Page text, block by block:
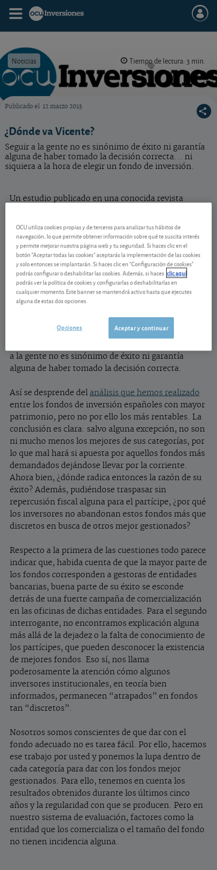
Noticias Tiempo de lectura: 3 min.
Publicado el 12 marzo 2013
¿Dónde va Vicente?
Seguir a la gente no es sinónimo de éxito ni garantía
alguna de haber tomado la decisión correcta... ni
siquiera a la hora de elegir un fondo de inversión.
Un estudio publicado en una conocida revista
Biology , afirma que incluso los niños de dos años
de edad muestran una clara tendencia a seguir a la
multitud. Una característica que no es exclusiva de
los humanos, ya que, según este mismo estudio,
también los chimpancés son propensos a imitar
hábitos “si todos los demás lo hacen”. El
comportamiento del mundo de los fondos de
inversión no es ajeno a esta tendencia que se
plasma a la perfección en este conocido refrán
español del que todo el mundo sabe su respuesta.
a la gente no es sinónimo de éxito ni garantía
alguna de haber tomado la decisión correcta.
Así se desprende del análisis que hemos realizado
entre los fondos de inversión españoles con mayor
patrimonio, pero no por ello los más rentables. La
conclusión es clara: salvo alguna excepción, no son
ni mucho menos los mejores de sus categorías, por
lo que mal hará si apuesta por aquellos fondos más
demandados dejándose llevar por la corriente.
Ahora bien, ¿dónde radica entonces la razón de su
éxito? Además, pudiéndose traspasar sin
repercusión fiscal alguna para el partícipe, ¿por qué
los inversores no abandonan estos fondos más que
discretos en busca de otros mejor gestionados?
Respecto a la primera de las cuestiones todo parece
indicar que, habida cuenta de que la mayor parte de
los fondos corresponden a gestoras de entidades
bancarias, buena parte de su éxito se esconde
detrás de una fuerte campaña de comercialización
en las oficinas de dichas entidades. Para el segundo
interrogante, no encontramos explicación alguna
más allá de la dejadez o la falta de conocimiento de
los partícipes, que pueden desconocer la existencia
de mejores fondos. Eso sí, nos llama
poderosamente la atención cómo algunos
inversores institucionales, en teoría bien
informados, permanecen “atrapados” en fondos
tan “discretos”.
Nosotros somos conscientes de que dar con el
fondo adecuado no es tarea fácil. Por ello, hacemos
ese trabajo por usted y ponemos la lupa dentro de
cada categoría para dar con los fondos mejor
gestionados. Para ello, tenemos en cuenta los
resultados obtenidos durante los últimos cinco
años y la regularidad con que se producen. Pero en
nuestro sistema de evaluación, factores como la
entidad que los comercializa o el tamaño del fondo
no tienen incidencia alguna.
OCU utiliza cookies propias y de terceros para analizar tus hábitos de
navegación, lo que permite obtener información sobre qué te suscita interés
y permite mejorar nuestra página web y tu seguridad. Si haces clic en el
botón "Aceptar todas las cookies" aceptarás la implementación de las cookies
y solo entonces se implantarán. Si haces clic en "Configuración de cookies"
podrás configurar o deshabilitar las cookies. Además, si haces clic aquí
podrás ver la política de cookies y configurarlas o deshabilitarlas en
cualquier momento. Este banner se mantendrá activo hasta que ejecutes
alguna de estas dos opciones.
Aceptar y continuar
Opciones